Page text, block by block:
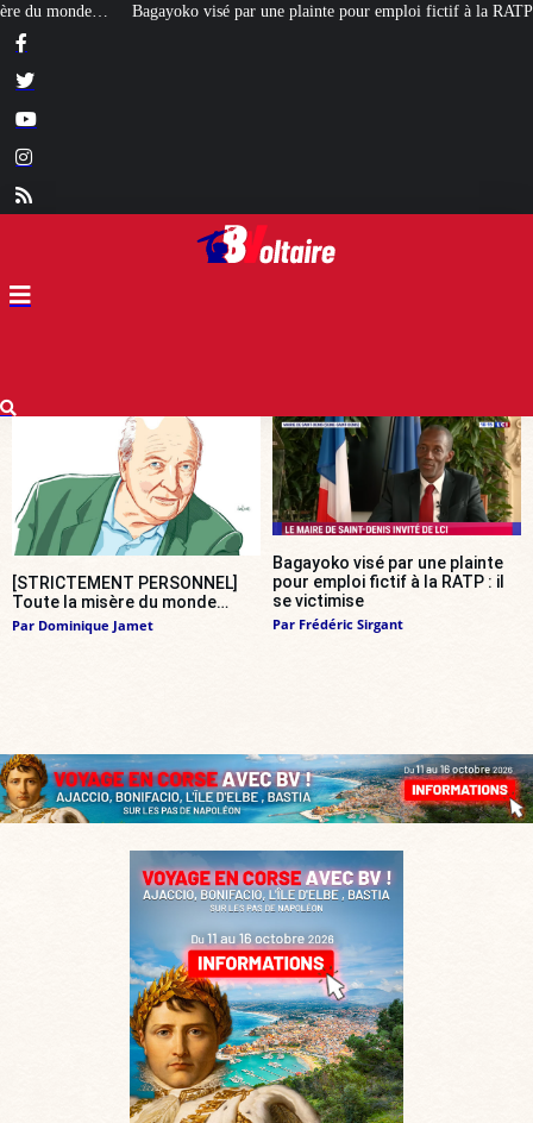
une plainte pour emploi fictif à la RATP : il se victimise [POINT DE
[STRICTEMENT PERSONNEL]
Toute la misère du monde…
Par Dominique Jamet
Bagayoko visé par une plainte
pour emploi fictif à la RATP : il
se victimise
Par Frédéric Sirgant